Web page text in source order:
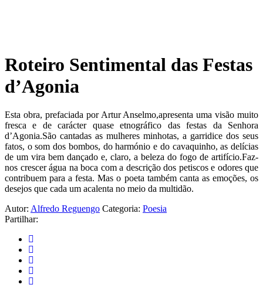
Roteiro Sentimental das Festas
d’Agonia
Esta obra, prefaciada por Artur Anselmo,apresenta uma visão muito
fresca e de carácter quase etnográfico das festas da Senhora
d’Agonia.São cantadas as mulheres minhotas, a garridice dos seus
fatos, o som dos bombos, do harmónio e do cavaquinho, as delícias
de um vira bem dançado e, claro, a beleza do fogo de artifício.Faz-
nos crescer água na boca com a descrição dos petiscos e odores que
contribuem para a festa. Mas o poeta também canta as emoções, os
desejos que cada um acalenta no meio da multidão.
Autor: Alfredo Reguengo Categoria: Poesia
Partilhar: